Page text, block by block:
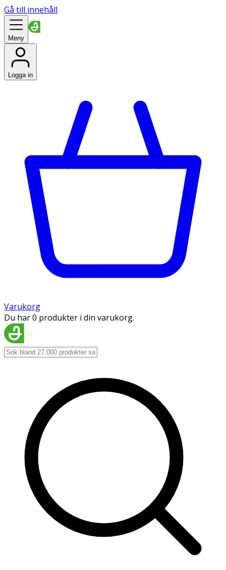
Gå till innehåll
Meny
Logga in
Varukorg
Du har 0 produkter i din varukorg.